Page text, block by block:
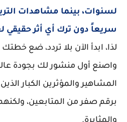
لسنوات، بينما مشاهدات
سريعاً دون ترك أي أثر
لذا، ابدأ الآن بلا تردد، ضع خطتك
واصنع أول منشور لك بجودة
المشاهير والمؤثرين الكبار
برقم صفر من المتابعين،